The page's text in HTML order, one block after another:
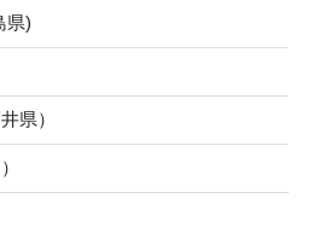
県)
県）